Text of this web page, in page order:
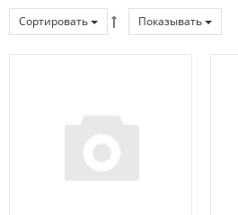
Сортировать Показывать